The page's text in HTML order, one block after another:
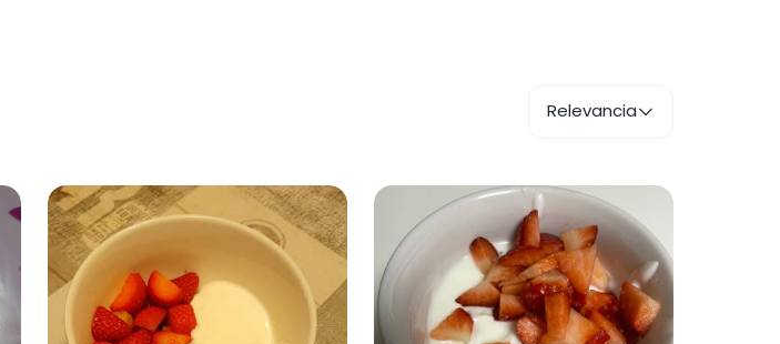
Relevancia